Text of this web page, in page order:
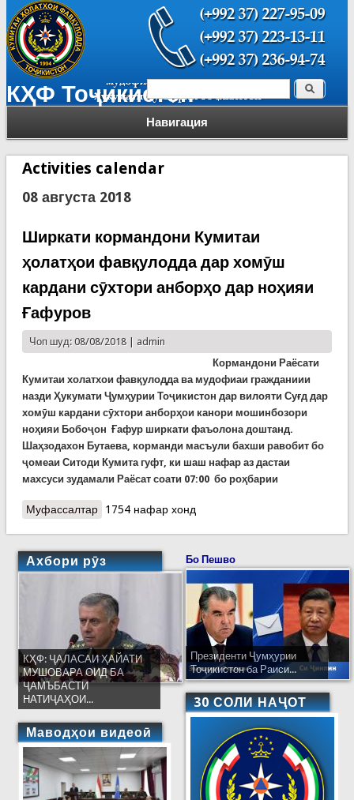
КҲФ Тоҷикистон
Навигация
Форма поиска Поиск
Activities calendar
08 августа 2018
Ширкати кормандони Кумитаи
ҳолатҳои фавқулодда дар хомӯш
кардани сӯхтори анборҳо дар ноҳияи
Ғафуров
Чоп шуд: 08/08/2018 | admin
Кормандони Раёсати
Кумитаи холатхои фавқулодда ва мудофиаи гражданиии
назди Ҳукумати Ҷумҳурии Тоҷикистон дар вилояти Суғд дар
хомӯш кардани сӯхтори анборҳои канори мошинбозори
ноҳияи Бобоҷон Ғафур ширкати фаъолона доштанд.
Шаҳзодахон Бутаева, корманди масъули бахши равобит бо
ҷомеаи Ситоди Кумита гуфт, ки шаш нафар аз дастаи
махсуси зудамали Раёсат соати 07:00 бо роҳбарии
Муфассалтаро Ширкати кормандони Кумитаи ҳолатҳои
1754 нафар хонд
Ахбори рӯз
КҲФ: ҶАЛАСАИ ҲАЙАТИ
МУШОВАРА ОИД БА
ҶАМЪБАСТИ
НАТИҶАҲОИ...
Маводҳои видеоӣ
Бо Пешво
Президенти Ҷумҳурии
Тоҷикистон ба Раиси...
30 СОЛИ НАҶОТ